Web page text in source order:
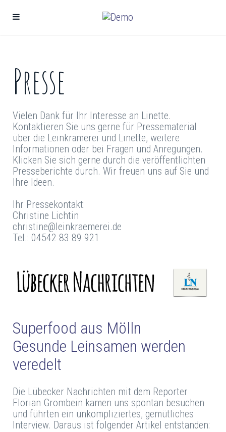
Presse
Vielen Dank für Ihr Interesse an Linette.
Kontaktieren Sie uns gerne für Pressematerial
über die Leinkrämerei und Linette, weitere
Informationen oder bei Fragen und Anregungen.
Klicken Sie sich gerne durch die veröffentlichten
Presseberichte durch. Wir freuen uns auf Sie und
Ihre Ideen.
Ihr Pressekontakt:
Christine Lichtin
christine@leinkraemerei.de
Tel.: 04542 83 89 921
Superfood aus Mölln
Gesunde Leinsamen werden
veredelt
Die Lübecker Nachrichten mit dem Reporter
Florian Grombein kamen uns spontan besuchen
und führten ein unkompliziertes, gemütliches
Interview. Daraus ist folgender Artikel entstanden: